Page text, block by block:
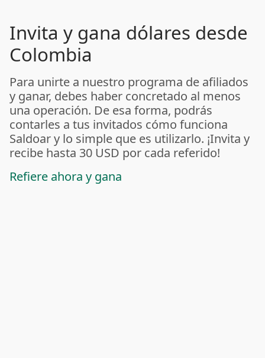
Invita y gana dólares desde
Colombia
Para unirte a nuestro programa de afiliados
y ganar, debes haber concretado al menos
una operación. De esa forma, podrás
contarles a tus invitados cómo funciona
Saldoar y lo simple que es utilizarlo. ¡Invita y
recibe hasta 30 USD por cada referido!
Refiere ahora y gana